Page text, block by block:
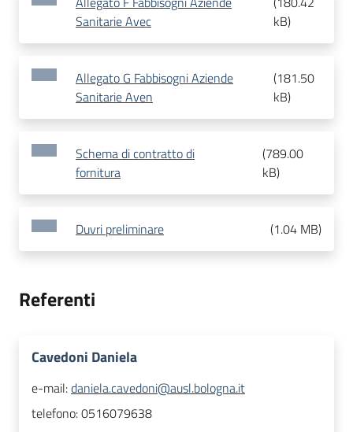
Sanitarie Avec
kB)
Allegato G Fabbisogni Aziende
Sanitarie Aven
(181.50
kB)
Schema di contratto di
fornitura
(789.00
kB)
Duvri preliminare (1.04 MB)
Referenti
Cavedoni Daniela
e-mail:daniela.cavedoni@ausl.bologna.it
telefono:0516079638